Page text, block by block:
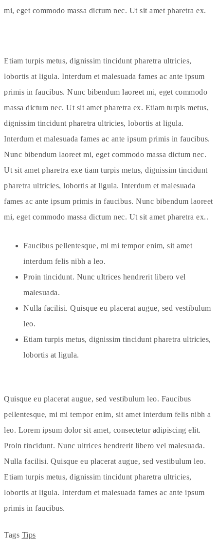
mi, eget commodo massa dictum nec. Ut sit amet pharetra ex.
Etiam turpis metus, dignissim tincidunt pharetra ultricies,
lobortis at ligula. Interdum et malesuada fames ac ante ipsum
primis in faucibus. Nunc bibendum laoreet mi, eget commodo
massa dictum nec. Ut sit amet pharetra ex. Etiam turpis metus,
dignissim tincidunt pharetra ultricies, lobortis at ligula.
Interdum et malesuada fames ac ante ipsum primis in faucibus.
Nunc bibendum laoreet mi, eget commodo massa dictum nec.
Ut sit amet pharetra exe tiam turpis metus, dignissim tincidunt
pharetra ultricies, lobortis at ligula. Interdum et malesuada
fames ac ante ipsum primis in faucibus. Nunc bibendum laoreet
mi, eget commodo massa dictum nec. Ut sit amet pharetra ex..
Faucibus pellentesque, mi mi tempor enim, sit amet
interdum felis nibh a leo.
Proin tincidunt. Nunc ultrices hendrerit libero vel
malesuada.
Nulla facilisi. Quisque eu placerat augue, sed vestibulum
leo.
Etiam turpis metus, dignissim tincidunt pharetra ultricies,
lobortis at ligula.
Quisque eu placerat augue, sed vestibulum leo. Faucibus
pellentesque, mi mi tempor enim, sit amet interdum felis nibh a
leo. Lorem ipsum dolor sit amet, consectetur adipiscing elit.
Proin tincidunt. Nunc ultrices hendrerit libero vel malesuada.
Nulla facilisi. Quisque eu placerat augue, sed vestibulum leo.
Etiam turpis metus, dignissim tincidunt pharetra ultricies,
lobortis at ligula. Interdum et malesuada fames ac ante ipsum
primis in faucibus.
Tags Tips